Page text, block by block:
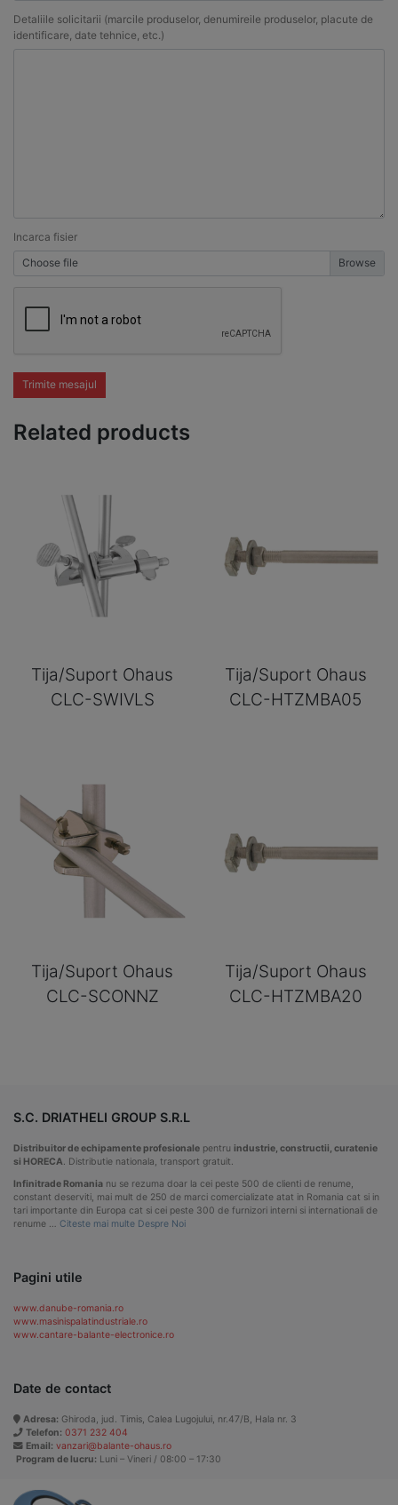
Detaliile solicitarii (marcile produselor, denumireile produselor, placute de
identificare, date tehnice, etc.)
Incarca fisier
Choose file
Trimite mesajul
Related products
Tija/Suport Ohaus
CLC-SWIVLS
Tija/Suport Ohaus
CLC-HTZMBA05
Tija/Suport Ohaus
CLC-SCONNZ
Tija/Suport Ohaus
CLC-HTZMBA20
S.C. DRIATHELI GROUP S.R.L
Distribuitor de echipamente profesionale pentru industrie, constructii, curatenie
si HORECA. Distributie nationala, transport gratuit.
Infinitrade Romania nu se rezuma doar la cei peste 500 de clienti de renume,
constant deserviti, mai mult de 250 de marci comercializate atat in Romania cat si in
tari importante din Europa cat si cei peste 300 de furnizori interni si internationali de
renume … Citeste mai multe Despre Noi
Pagini utile
www.danube-romania.ro
www.masinispalatindustriale.ro
www.cantare-balante-electronice.ro
Date de contact
Adresa: Ghiroda, jud. Timis, Calea Lugojului, nr.47/B, Hala nr. 3
Telefon: 0371 232 404
Email: vanzari@balante-ohaus.ro
Program de lucru: Luni – Vineri / 08:00 – 17:30